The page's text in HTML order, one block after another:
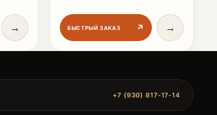
→ БЫСТРЫЙ ЗАКАЗ ↗ →
+7 (930) 817-17-14